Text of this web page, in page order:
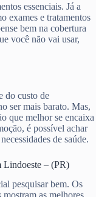
essenciais. Já a
exames e tratamentos
bem na cobertura
você não vai usar,
do custo de
ser mais barato. Mas,
que melhor se encaixa
é possível achar
de saúde.
Lindoeste – (PR)
pesquisar bem. Os